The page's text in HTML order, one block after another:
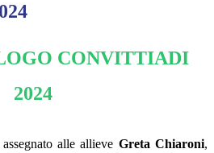
CONVITTIADI
2024
alle allieve Greta Chiaroni,